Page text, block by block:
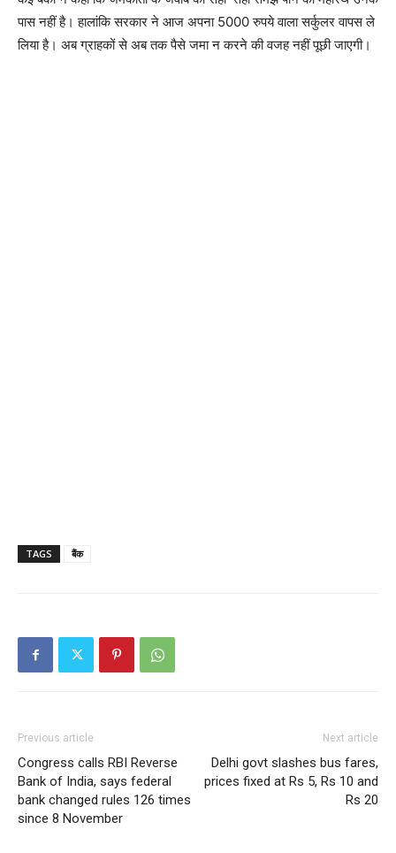
पास नहीं है। हालांकि सरकार ने आज अपना 5000 रुपये वाला सर्कुलर वापस ले
लिया है। अब ग्राहकों से अब तक पैसे जमा न करने की वजह नहीं पूछी जाएगी।
TAGS बैंक
Previous article
Congress calls RBI Reverse
Bank of India, says federal
bank changed rules 126 times
since 8 November
Next article
Delhi govt slashes bus fares,
prices fixed at Rs 5, Rs 10 and
Rs 20